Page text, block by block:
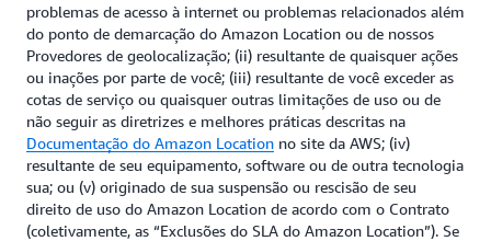
problemas de acesso à internet ou problemas relacionados além
do ponto de demarcação do Amazon Location ou de nossos
Provedores de geolocalização; (ii) resultante de quaisquer ações
ou inações por parte de você; (iii) resultante de você exceder as
cotas de serviço ou quaisquer outras limitações de uso ou de
não seguir as diretrizes e melhores práticas descritas na
Documentação do Amazon Location no site da AWS; (iv)
resultante de seu equipamento, software ou de outra tecnologia
sua; ou (v) originado de sua suspensão ou rescisão de seu
direito de uso do Amazon Location de acordo com o Contrato
(coletivamente, as “Exclusões do SLA do Amazon Location”). Se